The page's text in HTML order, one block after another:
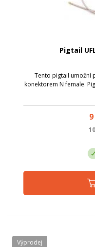
Pigtail
Tento pigtail umožní
konektorem N female.
9
Výprodej